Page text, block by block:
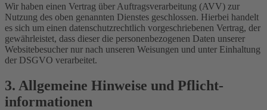
Wir haben einen Vertrag über Auftragsverarbeitung (AVV) zur
Nutzung des oben genannten Dienstes geschlossen. Hierbei handelt
es sich um einen datenschutzrechtlich vorgeschriebenen Vertrag, der
gewährleistet, dass dieser die personenbezogenen Daten unserer
Websitebesucher nur nach unseren Weisungen und unter Einhaltung
der DSGVO verarbeitet.
3. Allgemeine Hinweise und Pflicht­
informationen